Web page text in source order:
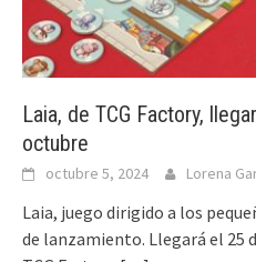
Laia, de TCG Factory,
octubre
octubre 5, 2024 Lorena
Laia, juego dirigido a los
de lanzamiento. Llegará el 25